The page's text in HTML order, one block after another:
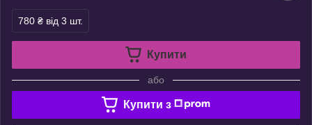
780 ₴ від 3 шт.
Купити
або
Купити з